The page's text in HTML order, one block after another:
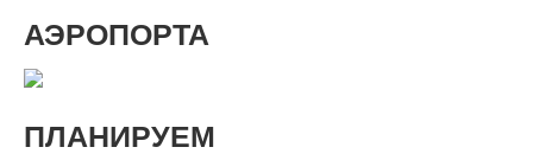
АЭРОПОРТА
ПЛАНИРУЕМ